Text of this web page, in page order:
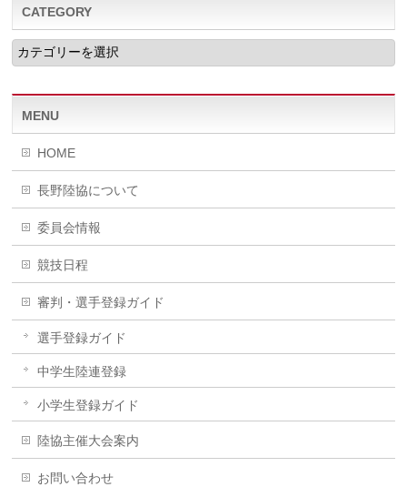
CATEGORY
CATEGORY
MENU
HOME
長野陸協について
委員会情報
競技日程
審判・選手登録ガイド
選手登録ガイド
中学生陸連登録
小学生登録ガイド
陸協主催大会案内
お問い合わせ